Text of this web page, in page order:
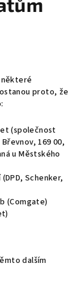
některé
proto, že
(společnost
169 00,
u Městského
Schenker,
(Comgate)
dalším